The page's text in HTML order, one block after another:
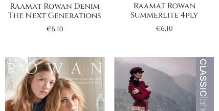
Raamat Rowan Denim
The Next Generations
€6,10
Raamat Rowan
Summerlite 4ply
€6,10